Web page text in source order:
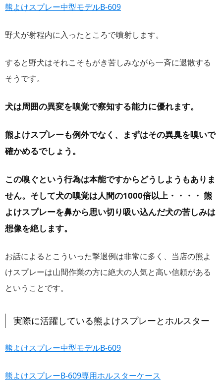
熊よけスプレー中型モデルB-609
野犬が射程内に入ったところで噴射します。
すると野犬はそれこそもがき苦しみながら一斉に退散する
そうです。
犬は周囲の異変を嗅覚で察知する能力に優れます。
熊よけスプレーも例外でなく、まずはその異臭を嗅いで
確かめるでしょう。
この嗅ぐという行為は本能ですからどうしようもありま
せん。そして犬の嗅覚は人間の1000倍以上・・・・ 熊
よけスプレーを鼻から思い切り吸い込んだ犬の苦しみは
想像を絶します。
お話によるとこういった撃退例は非常に多く、当店の熊よ
けスプレーは山間作業の方に絶大の人気と高い信頼がある
ということです。
実際に活躍している熊よけスプレーとホルスター
熊よけスプレー中型モデルB-609
熊よけスプレーB-609専用ホルスターケース